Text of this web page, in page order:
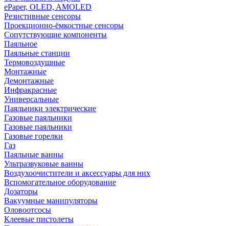
ePaper, OLED, AMOLED
Резистивные сенсоры
Проекционно-ёмкостные сенсоры
Сопутствующие компоненты
Паяльное
Паяльные станции
Термовоздушные
Монтажные
Демонтажные
Инфракрасные
Универсальные
Паяльники электрические
Газовые паяльники
Газовые паяльники
Газовые горелки
Газ
Паяльные ванны
Ультразвуковые ванны
Воздухоочистители и аксессуары для них
Вспомогательное оборудование
Дозаторы
Вакуумные манипуляторы
Оловоотсосы
Клеевые пистолеты